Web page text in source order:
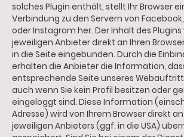
solches Plugin enthält, stellt Ihr Browser
Verbindung zu den Servern von
oder Instagram her. Der Inhalt des
jeweiligen Anbieter direkt an Ihren
in die Seite eingebunden. Durch die
erhalten die Anbieter die Information,
entsprechende Seite unseres
auch wenn Sie kein Profil besitzen oder
eingeloggt sind. Diese Information
Adresse) wird von Ihrem Browser direkt
jeweiligen Anbieters (ggf. in die USA)